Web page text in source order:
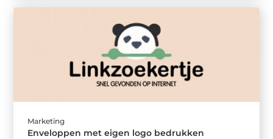
Marketing
Enveloppen met eigen logo bedrukken